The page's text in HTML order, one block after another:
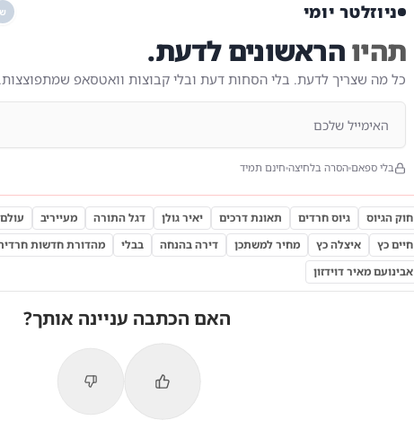
ניוזלטר יומי ש
תהיוהראשונים לדעת.
כל מה שצריך לדעת. בלי הסחות דעת ובלי קבוצות וואטסאפ שמתפוצצות.
בלי ספאם הסרה בלחיצה חינם תמיד
חוק הגיוס גיוס חרדים תאונת דרכים יאיר גולן דגל התורה מעייריב
חיים כץ
איצלה כץ מחיר למשתכן דירה בהנחה בבלי מהדורת חדשות
אבינועם מאיר דוידזון
האם הכתבה עניינה אותך?